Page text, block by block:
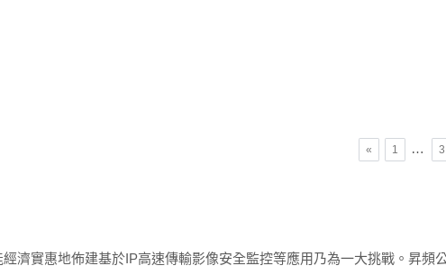
« 1 … 3
濟實惠地佈建基於IP高速傳輸影像安全監控等應用乃為一大挑戰。昇頻